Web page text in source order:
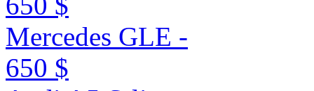
Mercedes GLE -
650 $